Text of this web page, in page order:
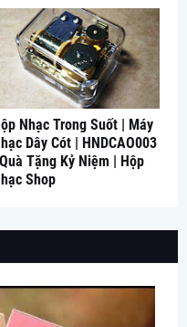
Nhạc Trong Suốt | Máy
Dây Cót | HNDCAO003
Tặng Kỷ Niệm | Hộp
Shop